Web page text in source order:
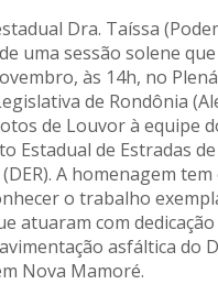
Dra. Taíssa
uma sessão solene
às 14h, no
de Rondônia
de Louvor à equipe
Estadual de Estradas
A homenagem
o trabalho
atuaram com
asfáltica do
Nova Mamoré.